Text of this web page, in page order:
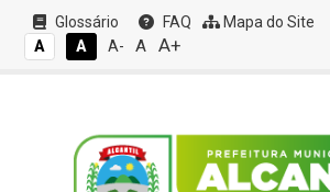
Glossário FAQ Mapa do Site
A
A A- A A+